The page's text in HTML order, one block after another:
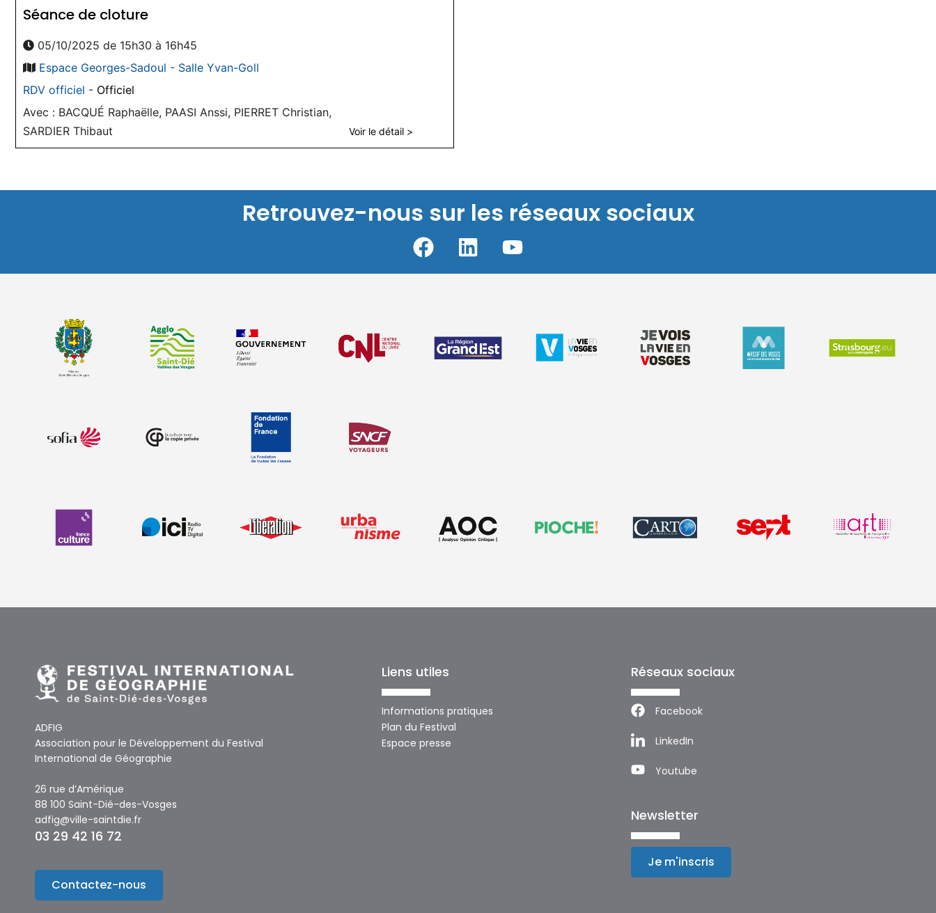
Séance de cloture
05/10/2025 de 15h30 à 16h45
Espace Georges-Sadoul - Salle Yvan-Goll
RDV officiel - Officiel
Avec : BACQUÉ Raphaëlle, PAASI Anssi, PIERRET Christian,
SARDIER Thibaut
Voir le détail >
Retrouvez-nous sur les réseaux sociaux
ADFIG
Association pour le Développement du Festival
International de Géographie
26 rue d’Amérique
88 100 Saint-Dié-des-Vosges
adfig@ville-saintdie.fr
03 29 42 16 72
Contactez-nous
Liens utiles
Informations pratiques
Plan du Festival
Espace presse
Réseaux sociaux
Facebook
LinkedIn
Youtube
Newsletter
Je m'inscris